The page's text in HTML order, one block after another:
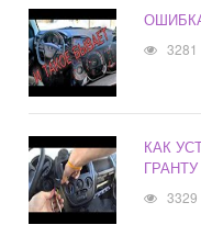
3281
КАК
ГРАНТУ
3329